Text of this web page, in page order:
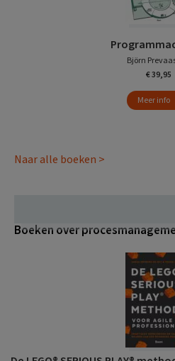
Björn
€ 39,95
Meer info
Naar alle boeken >
Boeken over